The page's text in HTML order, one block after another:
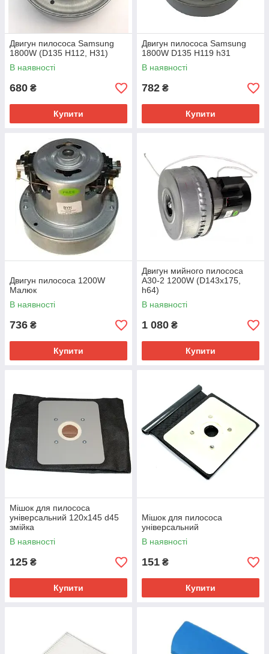
Двигун пилососа Samsung
1800W (D135 H112, H31)
В наявності
680 ₴
Купити
Двигун пилососа Samsung
1800W D135 H119 h31
В наявності
782 ₴
Купити
Двигун пилососа 1200W
Малюк
В наявності
736 ₴
Купити
Двигун мийного пилососа
A30-2 1200W (D143х175,
h64)
В наявності
1 080 ₴
Купити
Мішок для пилососа
універсальний 120х145 d45
змійка
В наявності
125 ₴
Купити
Мішок для пилососа
універсальний
В наявності
151 ₴
Купити